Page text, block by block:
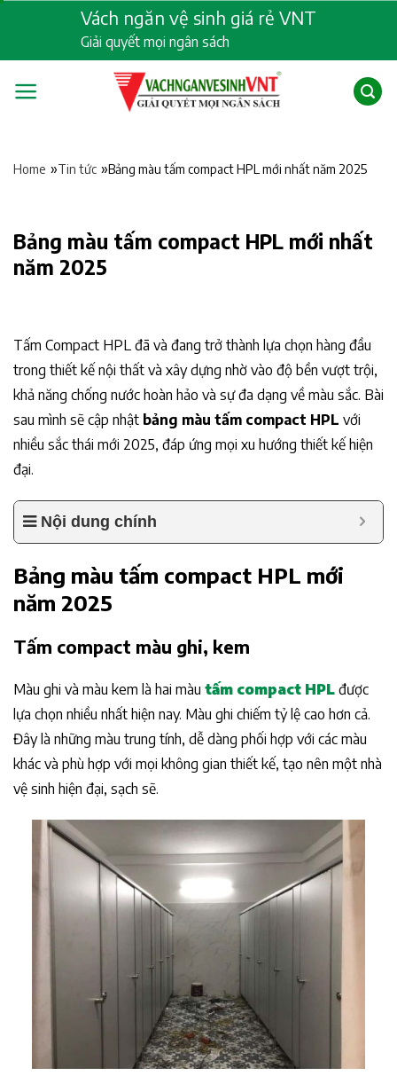
content
Vách ngăn vệ sinh giá rẻ VNT
Giải quyết mọi ngân sách
Home »Tin tức »Bảng màu tấm compact HPL mới nhất năm 2025
Bảng màu tấm compact HPL mới nhất
năm 2025
​​​Tấm Compact HPL đã và đang trở thành lựa chọn hàng đầu
trong thiết kế nội thất và xây dựng nhờ vào độ bền vượt trội,
khả năng chống nước hoàn hảo và sự đa dạng về màu sắc. Bài
sau mình sẽ cập nhật bảng màu tấm compact HPL với
nhiều sắc thái mới 2025, đáp ứng mọi xu hướng thiết kế hiện
đại.
Nội dung chính
Bảng màu tấm compact HPL mới
năm 2025
Tấm compact màu ghi, kem
Màu ghi và màu kem là hai màu tấm compact HPL được
lựa chọn nhiều nhất hiện nay. Màu ghi chiếm tỷ lệ cao hơn cả.
Đây là những màu trung tính, dễ dàng phối hợp với các màu
khác và phù hợp với mọi không gian thiết kế, tạo nên một nhà
vệ sinh hiện đại, sạch sẽ.​